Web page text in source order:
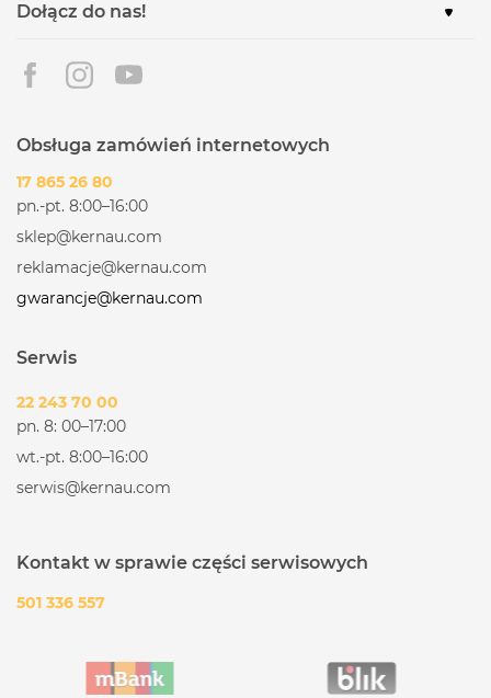
Dołącz do nas!
Obsługa zamówień internetowych
17 865 26 80
pn.-pt. 8:00–16:00
sklep@kernau.com
reklamacje@kernau.com
gwarancje@kernau.com
Serwis
22 243 70 00
pn. 8: 00–17:00
wt.-pt. 8:00–16:00
serwis@kernau.com
Kontakt w sprawie części serwisowych
501 336 557